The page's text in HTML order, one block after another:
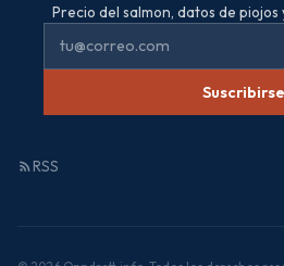
Precio del salmon, datos de
Suscribirse
RSS